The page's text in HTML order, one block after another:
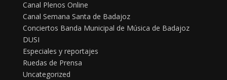
Canal Plenos Online
Canal Semana Santa de Badajoz
Conciertos Banda Municipal de Música de Badajoz
DUSI
Especiales y reportajes
Ruedas de Prensa
Uncategorized